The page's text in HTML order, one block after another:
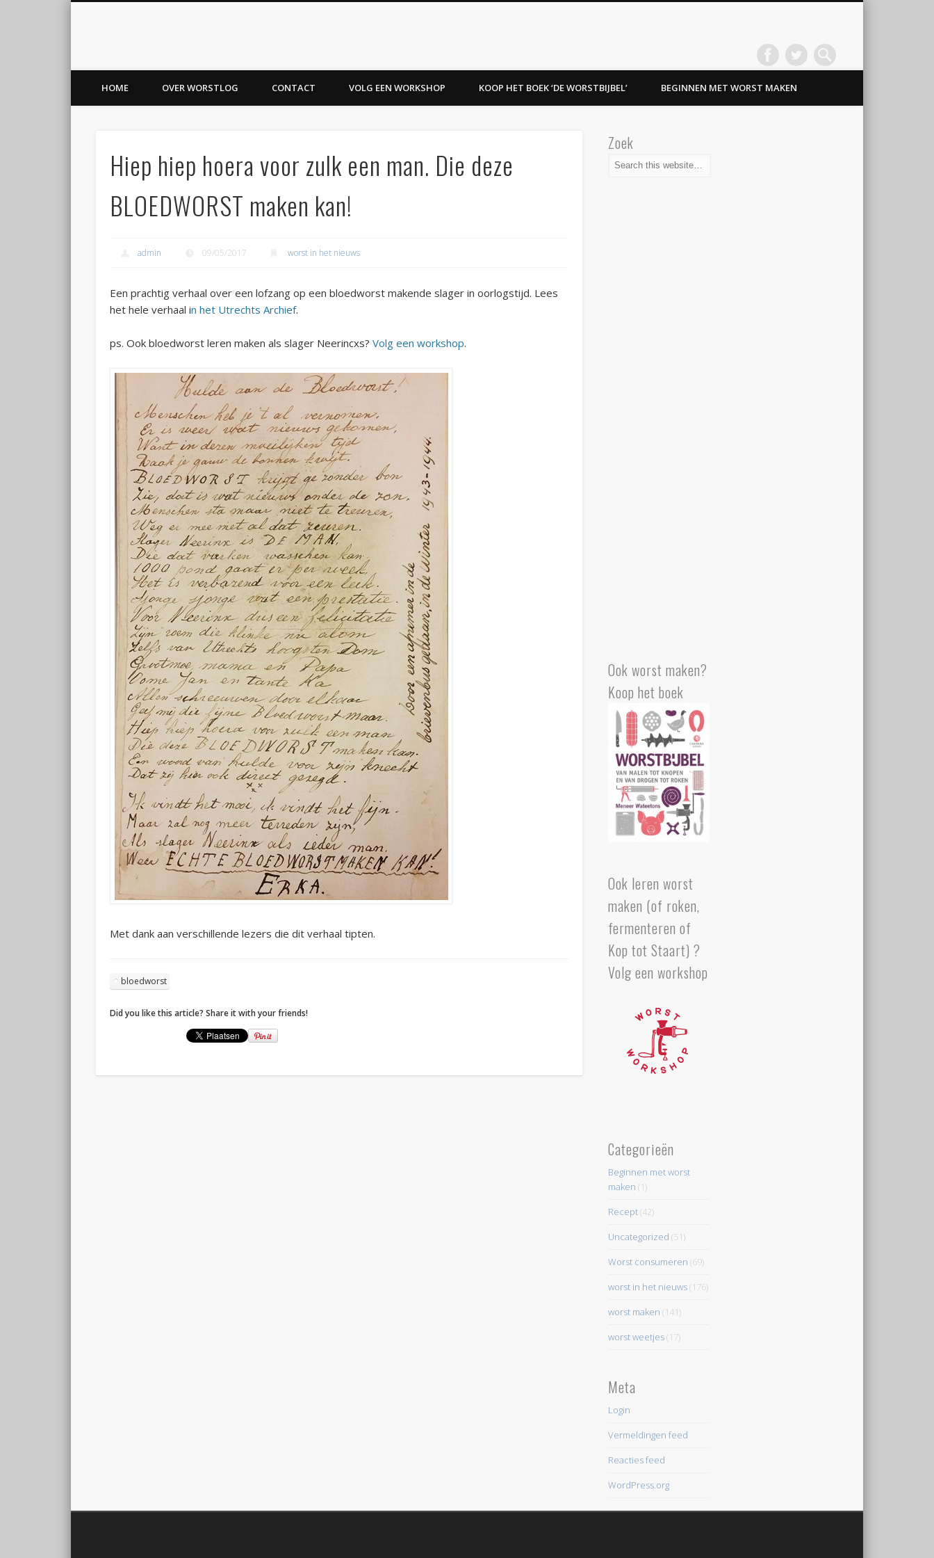
HOME OVER WORSTLOG CONTACT VOLG EEN WORKSHOP KOOP HET BOEK ‘DE WORSTBIJBEL’ BEGINNEN MET WORST MAKEN
Hiep hiep hoera voor zulk een man. Die deze
BLOEDWORST maken kan!
admin 09/05/2017 worst in het nieuws
Een prachtig verhaal over een lofzang op een bloedworst makende slager in oorlogstijd. Lees
het hele verhaal in het Utrechts Archief.
ps. Ook bloedworst leren maken als slager Neerincxs?Volg een workshop.
Met dank aan verschillende lezers die dit verhaal tipten.
bloedworst
Did you like this article? Share it with your friends!
Zoek
Ook worst maken?
Koop het boek
Ook leren worst
maken (of roken,
fermenteren of
Kop tot Staart) ?
Volg een workshop
Categorieën
Beginnen met worst
maken (1)
Recept(42)
Uncategorized (51)
Worst consumeren (69)
worst in het nieuws(176)
worst maken (141)
worst weetjes(17)
Meta
Login
Vermeldingen feed
Reacties feed
WordPress.org